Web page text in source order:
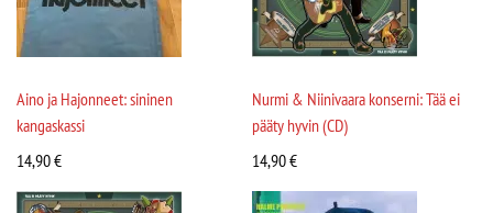
Aino ja Hajonneet: sininen
kangaskassi
14,90€
Nurmi & Niinivaara konserni: Tää ei
pääty hyvin (CD)
14,90€